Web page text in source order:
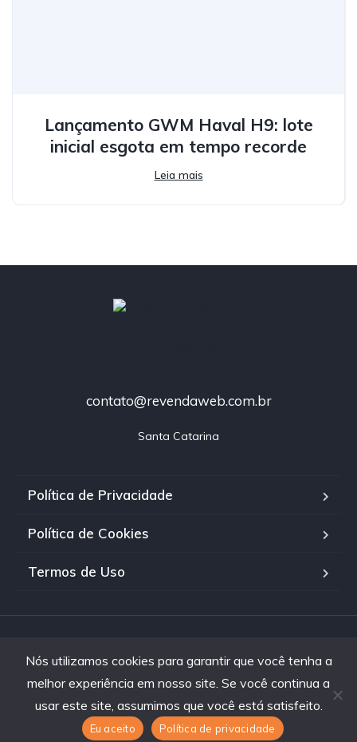
Lançamento GWM Haval H9: lote
inicial esgota em tempo recorde
Leia mais
contato@revendaweb.com.br
Santa Catarina
Política de Privacidade
Política de Cookies
Termos de Uso
reservados
Nós utilizamos cookies para garantir que você tenha a
melhor experiência em nosso site. Se você continua a
usar este site, assumimos que você está satisfeito.
Eu aceito Política de privacidade